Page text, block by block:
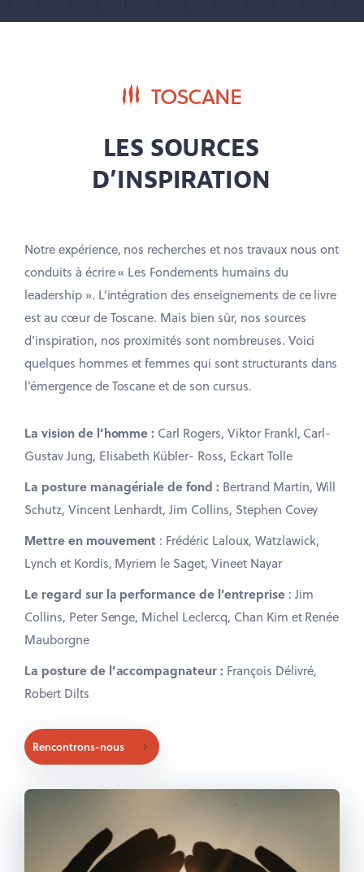
TOSCANE
LES SOURCES
D’INSPIRATION
Notre expérience, nos recherches et nos travaux nous ont
conduits à écrire « Les Fondements humains du
leadership ». L’intégration des enseignements de ce livre
est au cœur de Toscane. Mais bien sûr, nos sources
d’inspiration, nos proximités sont nombreuses. Voici
quelques hommes et femmes qui sont structurants dans
l’émergence de Toscane et de son cursus.
La vision de l’homme : Carl Rogers, Viktor Frankl, Carl-
Gustav Jung, Elisabeth Kübler- Ross, Eckart Tolle
La posture managériale de fond : Bertrand Martin, Will
Schutz, Vincent Lenhardt, Jim Collins, Stephen Covey
Mettre en mouvement : Frédéric Laloux, Watzlawick,
Lynch et Kordis, Myriem le Saget, Vineet Nayar
Le regard sur la performance de l’entreprise: Jim
Collins, Peter Senge, Michel Leclercq, Chan Kim et Renée
Mauborgne
La posture de l’accompagnateur : François Délivré,
Robert Dilts
Rencontrons-nous